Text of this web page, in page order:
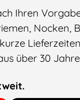
Ihren
Nocken,
Lieferzeiten
über 30